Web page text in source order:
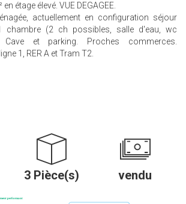
étage élevé. VUE DEGAGEE.
actuellement en configuration séjour
chambre (2 ch possibles, salle d'eau, wc
Cave et parking. Proches commerces.
1, RER A et Tram T2.
3 Pièce(s) vendu